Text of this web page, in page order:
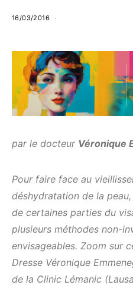
16/03/2016
par le docteur Véronique
Pour faire face au
déshydratation de la
de certaines parties du
plusieurs méthodes non-
envisageables. Zoom sur
Dresse Véronique
de la Clinic Lémanic